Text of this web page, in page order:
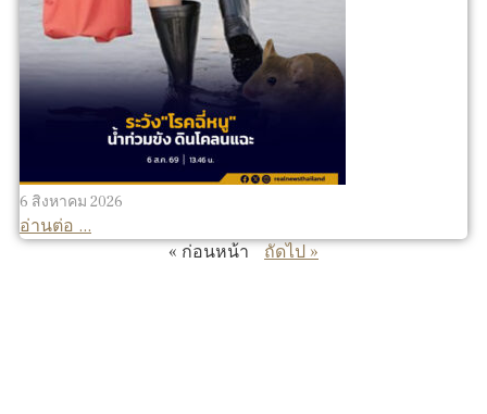
6 สิงหาคม 2026
อ่านต่อ ...
« ก่อนหน้า
ถัดไป »